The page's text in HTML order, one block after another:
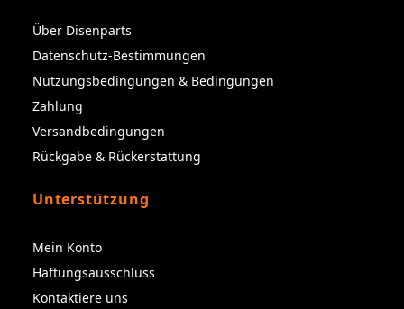
Über Disenparts
Datenschutz-Bestimmungen
Nutzungsbedingungen & Bedingungen
Zahlung
Versandbedingungen
Rückgabe & Rückerstattung
Unterstützung
Mein Konto
Haftungsausschluss
Kontaktiere uns